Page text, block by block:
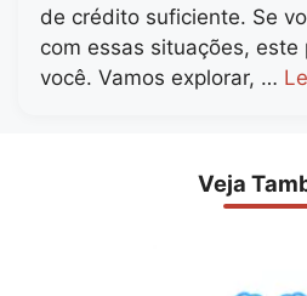
de crédito suficiente. Se
com essas situações, este
você. Vamos explorar, …
Veja